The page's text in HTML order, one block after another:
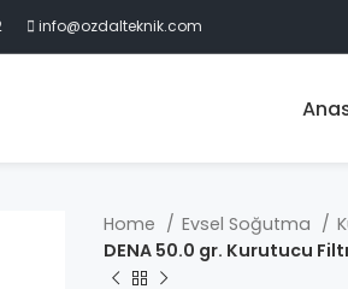
info@ozdalteknik.com
Home Evsel Soğutma
DENA 50.0 gr. Kurutucu